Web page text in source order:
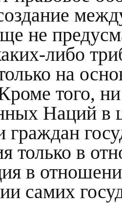
не
либо
на
того,
Наций в
граждан
только в
в
самих